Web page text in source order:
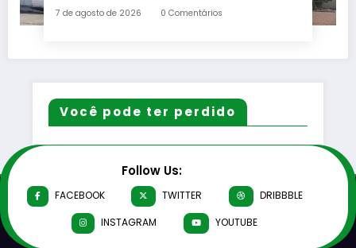
7 de agosto de 2026 0 Comentários
Você pode ter perdido
Follow Us:
FACEBOOK TWITTER
DRIBBBLE
INSTAGRAM
YOUTUBE